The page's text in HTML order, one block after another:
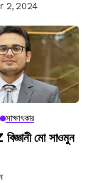
2, 2024
সাক্ষাৎকার
মো সাওমুন